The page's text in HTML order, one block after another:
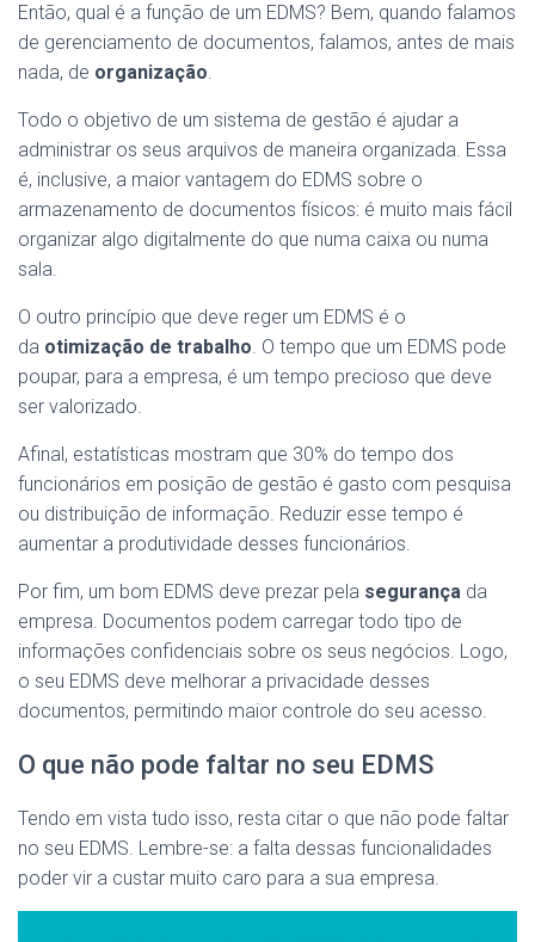
Então, qual é a função de um EDMS? Bem, quando falamos
de gerenciamento de documentos, falamos, antes de mais
nada, de organização.
Todo o objetivo de um sistema de gestão é ajudar a
administrar os seus arquivos de maneira organizada. Essa
é, inclusive, a maior vantagem do EDMS sobre o
armazenamento de documentos físicos: é muito mais fácil
organizar algo digitalmente do que numa caixa ou numa
sala.
O outro princípio que deve reger um EDMS é o
da otimização de trabalho. O tempo que um EDMS pode
poupar, para a empresa, é um tempo precioso que deve
ser valorizado.
Afinal, estatísticas mostram que 30% do tempo dos
funcionários em posição de gestão é gasto com pesquisa
ou distribuição de informação. Reduzir esse tempo é
aumentar a produtividade desses funcionários.
Por fim, um bom EDMS deve prezar pela segurança da
empresa. Documentos podem carregar todo tipo de
informações confidenciais sobre os seus negócios. Logo,
o seu EDMS deve melhorar a privacidade desses
documentos, permitindo maior controle do seu acesso.
O que não pode faltar no seu EDMS
Tendo em vista tudo isso, resta citar o que não pode faltar
no seu EDMS. Lembre-se: a falta dessas funcionalidades
poder vir a custar muito caro para a sua empresa.